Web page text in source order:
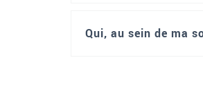
Qui, au sein de ma